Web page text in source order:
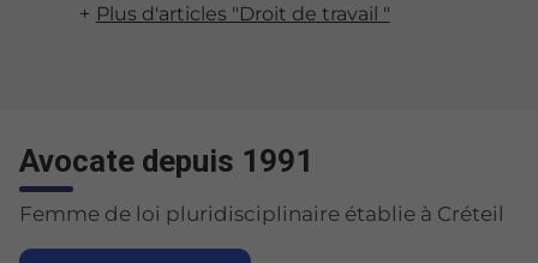
Plus d'articles "Droit de travail "
Avocate depuis 1991
Femme de loi pluridisciplinaire établie à Créteil